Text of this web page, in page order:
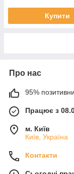
Купити
Про нас
95%
Працює з
м. Київ
Київ, Україна
Контакти